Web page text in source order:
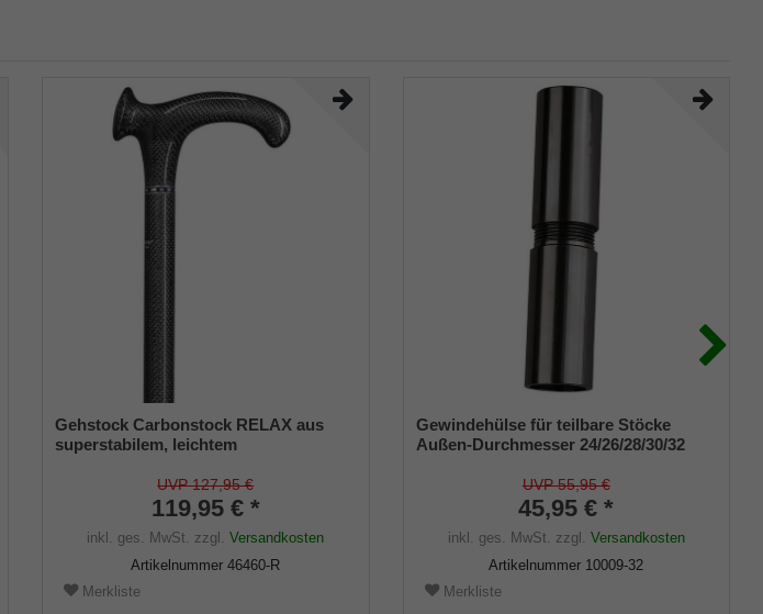
Gehstock Carbonstock RELAX aus
superstabilem, leichtem
anatomischer Griff, höhenverstellbar,
inklusive Gummipuffer.
UVP 127,95 €
119,95 € *
inkl. ges. MwSt. zzgl.Versandkosten
Artikelnummer46460-R
Merkliste
Gewindehülse für teilbare Stöcke
Außen-Durchmesser 24/26/28/30/32
UVP 55,95 €
45,95 € *
inkl. ges. MwSt. zzgl. Versandkosten
Artikelnummer 10009-32
Merkliste